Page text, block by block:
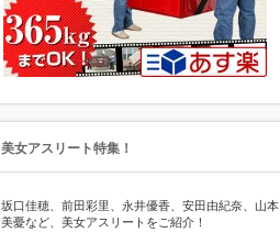
美女アスリート特集！
坂口佳穂、前田彩里、永井優香、安田由紀奈、山本
美憂など、美女アスリートをご紹介！